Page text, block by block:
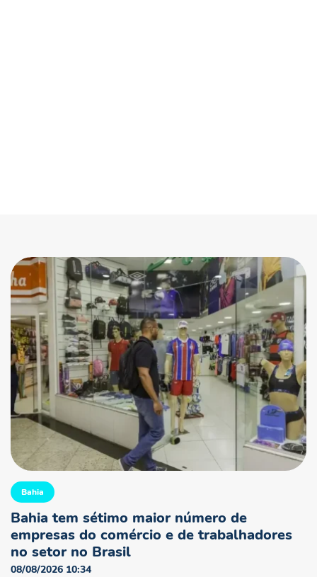
Bahia
Bahia tem sétimo maior número de
empresas do comércio e de trabalhadores
no setor no Brasil
08/08/2026 10:34